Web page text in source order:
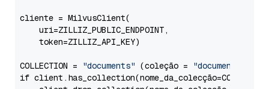
cliente = MilvusClient(
    uri=ZILLIZ_PUBLIC_ENDPOINT,
    token=ZILLIZ_API_KEY)
COLLECTION = "documents" (coleção = "documentos"
if